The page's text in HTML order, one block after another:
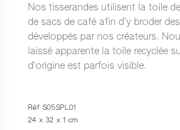
Nos tisserandes utilisent la toile
de sacs de café afin d’y broder
développés par nos créateurs.
laissé apparente la toile recyclée
d’origine est parfois visible.
Réf S05SPL01
24 x 32 x 1 cm